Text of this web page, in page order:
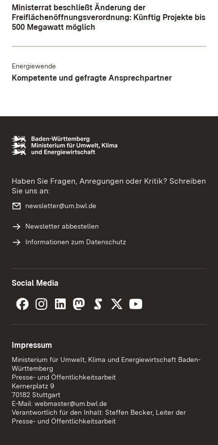
Ministerrat beschließt Änderung der
Freiflächenöffnungsverordnung: Künftig Projekte bis
500 Megawatt möglich
Energiewende
Kompetente und gefragte Ansprechpartner
Haben Sie Fragen, Anregungen oder Kritik? Schreiben
Sie uns an:
newsletter@um.bwl.de
Newsletter abbestellen
Informationen zum Datenschutz
Social Media
Impressum
Ministerium für Umwelt, Klima und Energiewirtschaft Baden-
Württemberg
Presse- und Öffentlichkeitsarbeit
Kernerplatz 9
70182 Stuttgart
E-Mail: webmaster@um.bwl.de
Verantwortlich für den Inhalt: Steffen Becker, Leiter der
Presse- und Öffentlichkeitsarbeit